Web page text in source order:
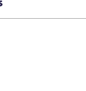
est également